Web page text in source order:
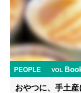
PEOPLE VOL
おやつに、手土